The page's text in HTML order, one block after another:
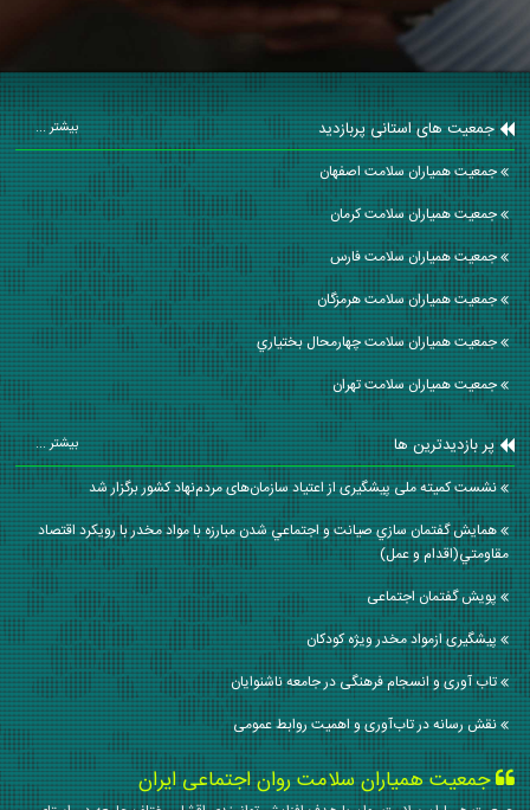
جمعیت های استانی پربازدید بیشتر ...
جمعیت همیاران سلامت اصفهان
جمعیت همیاران سلامت كرمان
جمعیت همیاران سلامت فارس
جمعیت همیاران سلامت هرمزگان
جمعیت همیاران سلامت چهارمحال بختياري
جمعیت همیاران سلامت تهران
پر بازدیدترین ها بیشتر ...
نشست کمیته ملی پیشگیری از اعتیاد سازمان‌های مردم‌نهاد کشور برگزار شد
همايش گفتمان سازي صيانت و اجتماعي شدن مبارزه با مواد مخدر با رويكرد اقتصاد
مقاومتي(اقدام و عمل)
پویش گفتمان اجتماعی
پیشگیری ازمواد مخدر ویژه کودکان
تاب آوری و انسجام فرهنگی در جامعه ناشنوایان
نقش رسانه در تاب‌آوری و اهمیت روابط عمومی
جمعیت همیاران سلامت روان اجتماعی ایران